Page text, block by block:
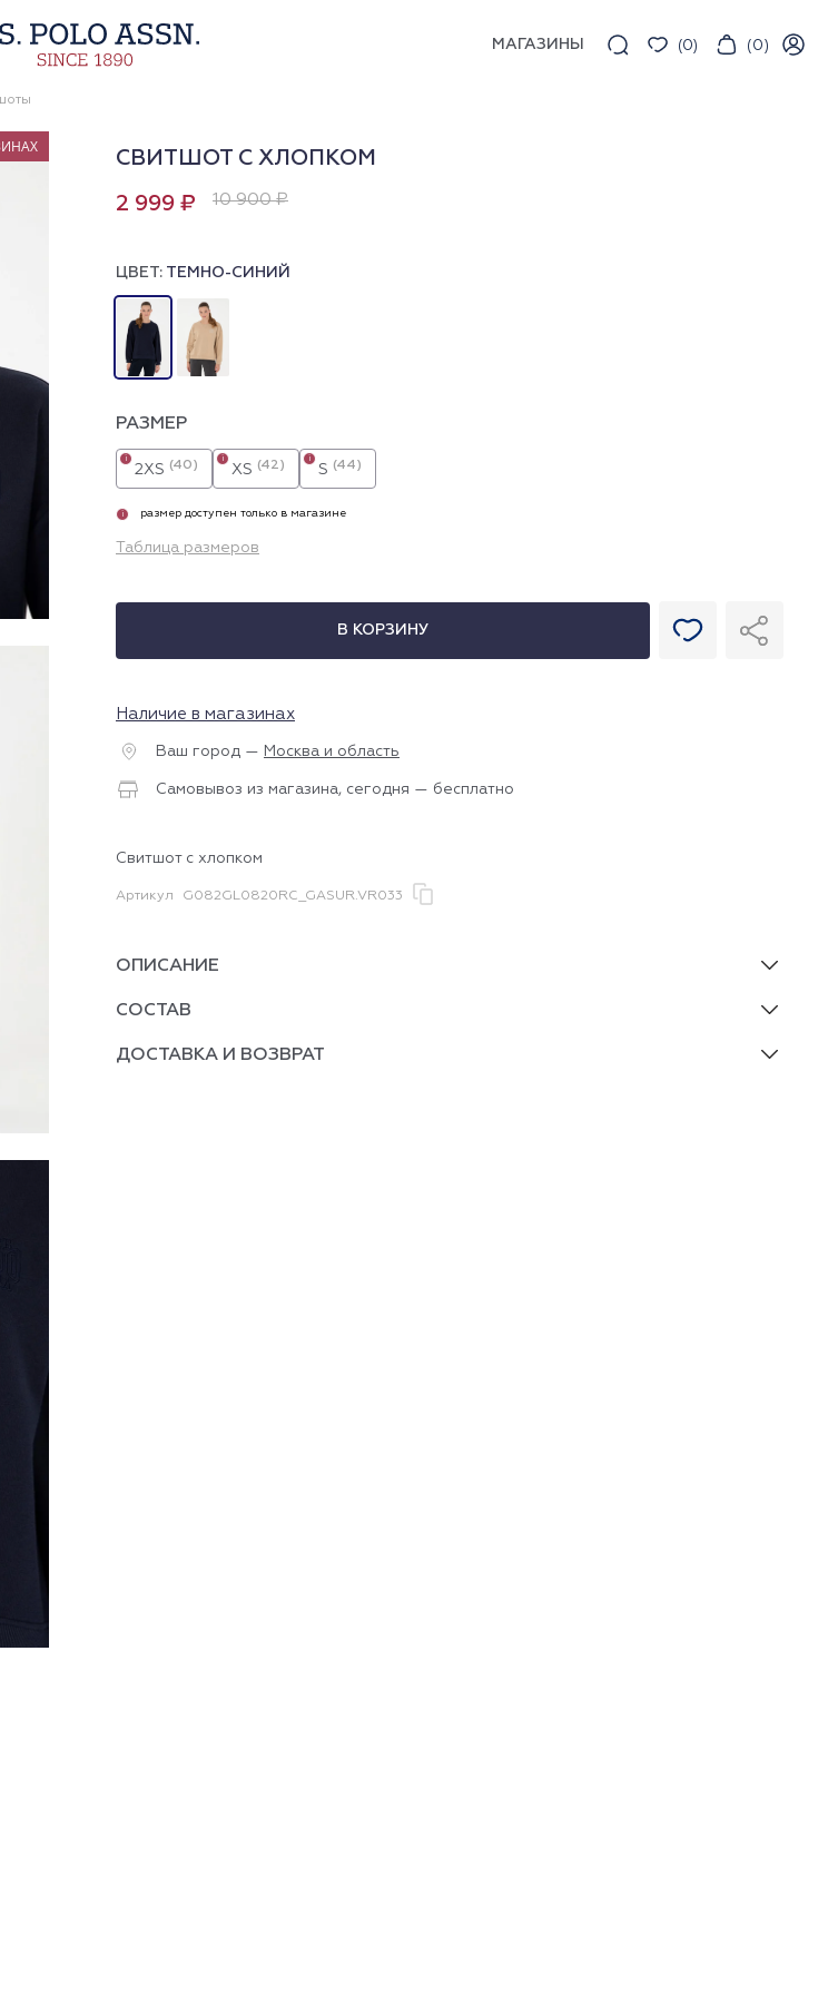
МАГАЗИНЫ (0) (0)
СВИТШОТ С ХЛОПКОМ
2 999 ₽ 10 900 ₽
ЦВЕТ: ТЕМНО-СИНИЙ
РАЗМЕР
2XS (40)
i
XS (42)
i
S (44)
i
i размер доступен только в магазине
Таблица размеров
В КОРЗИНУ
Наличие в магазинах
Ваш город — Москва и область
Самовывоз из магазина, сегодня — бесплатно
Свитшот с хлопком
Артикул G082GL0820RC_GASUR.VR033
ОПИСАНИЕ
СОСТАВ
ДОСТАВКА И ВОЗВРАТ